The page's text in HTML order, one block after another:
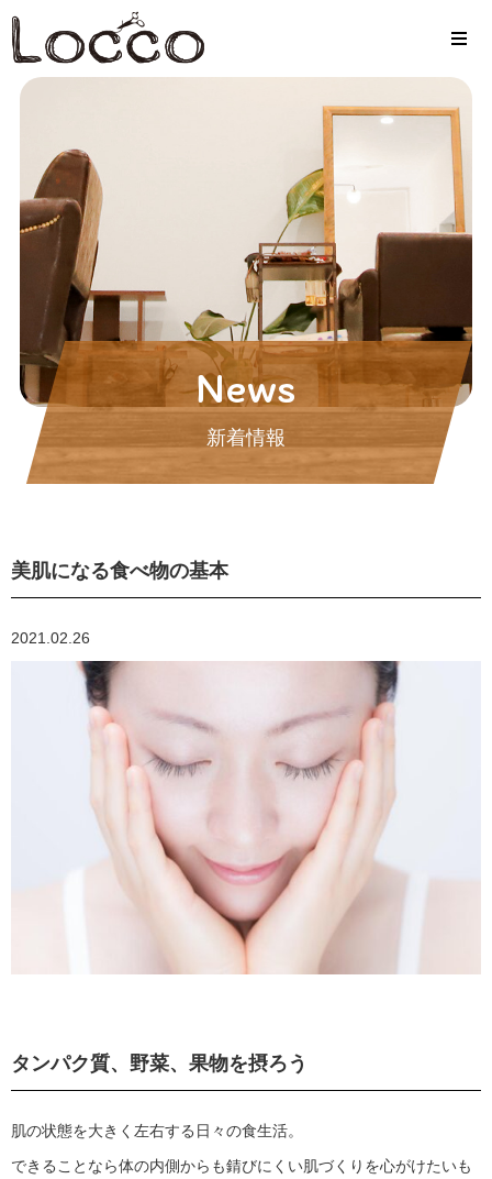
News
新着情報
美肌になる食べ物の基本
2021.02.26
タンパク質、野菜、果物を摂ろう
肌の状態を大きく左右する日々の食生活。
できることなら体の内側からも錆びにくい肌づくりを心がけたいも